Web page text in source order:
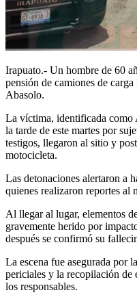
Irapuato.- Un hombre de 60
pensión de camiones de
Abasolo.
La víctima, identificada como
la tarde de este martes por
testigos, llegaron al sitio y
motocicleta.
Las detonaciones alertaron a
quienes realizaron reportes al
Al llegar al lugar, elementos
gravemente herido por
después se confirmó su
La escena fue asegurada por
periciales y la recopilación de
los responsables.